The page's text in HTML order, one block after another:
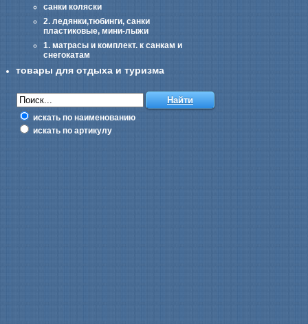
санки коляски
2. ледянки,тюбинги, санки
пластиковые, мини-лыжи
1. матрасы и комплект. к санкам и
снегокатам
товары для отдыха и туризма
искать по наименованию
искать по артикулу